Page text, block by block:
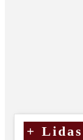
+ Lidas